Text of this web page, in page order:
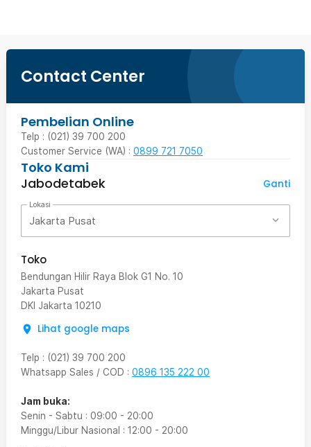
Contact Center
Pembelian Online
Telp : (021) 39 700 200
Customer Service (WA) : 0899 721 7050
Toko Kami
Jabodetabek
Ganti
Lokasi
Jakarta Pusat
Toko
Bendungan Hilir Raya Blok G1 No. 10
Jakarta Pusat
DKI Jakarta 10210
Lihat google maps
Telp : (021) 39 700 200
Whatsapp Sales / COD : 0896 135 222 00
Jam buka:
Senin - Sabtu : 09:00 - 20:00
Minggu/Libur Nasional : 12:00 - 20:00